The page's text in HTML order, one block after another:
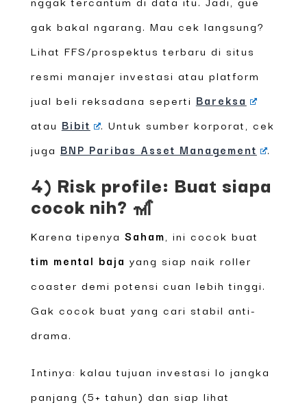
gak bakal ngarang. Mau cek langsung?
Lihat FFS/prospektus terbaru di situs
resmi manajer investasi atau platform
jual beli reksadana seperti Bareksa
atau Bibit
. Untuk sumber korporat, cek
juga BNP Paribas Asset Management .
4) Risk profile: Buat siapa
cocok nih? 🎢
Karena tipenya Saham , ini cocok buat
tim mental baja yang siap naik roller
coaster demi potensi cuan lebih tinggi.
Gak cocok buat yang cari stabil anti-
drama.
Intinya: kalau tujuan investasi lo jangka
panjang (5+ tahun) dan siap lihat